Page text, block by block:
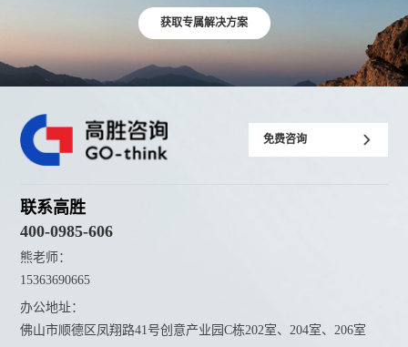
获取专属解决方案
免费咨询
联系高胜
400-0985-606
熊老师：
15363690665
办公地址：
佛山市顺德区凤翔路41号创意产业园C栋202室、204室、206室